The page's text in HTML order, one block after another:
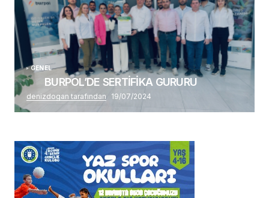
GENEL
BURPOL’DE SERTİFİKA GURURU
denizdogan tarafından 19/07/2024